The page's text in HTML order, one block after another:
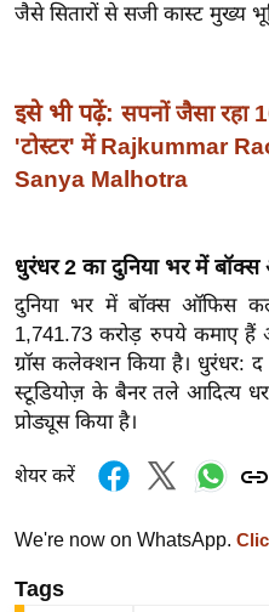
फि
मी
क्षा
B
a
k
i
n
g
N
s
इ
जैसे सितारों से सजी कास्ट मुख्य
इसे भी पढ़ें: सपनों जैसा रहा
'टोस्टर' में Rajkummar
Sanya Malhotra
धुरंधर 2 का दुनिया भर में
दुनिया भर में बॉक्स ऑफिस
1,741.73 करोड़ रुपये कमाए हैं
ग्रॉस कलेक्शन किया है। धुरंधर:
स्टूडियोज़ के बैनर तले आदित्य
प्रोड्यूस किया है।
शेयर करें
We're now on WhatsApp.
Tags